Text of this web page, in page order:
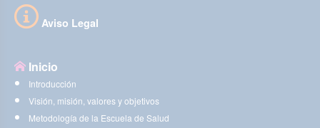
Aviso Legal
Inicio
Introducción
Visión, misión, valores y objetivos
Metodología de la Escuela de Salud